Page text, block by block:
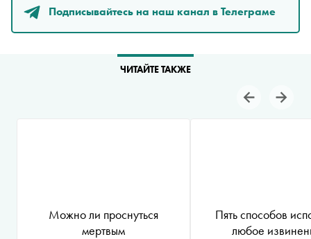
Подписывайтесь на наш канал в Телеграме
ЧИТАЙТЕ ТАКЖЕ
Можно ли проснуться
мертвым
Пять способов
любое